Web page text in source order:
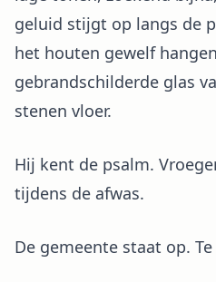
geluid stijgt op langs de
het houten gewelf
gebrandschilderde glas
stenen vloer.
Hij kent de psalm.
tijdens de afwas.
De gemeente staat op.